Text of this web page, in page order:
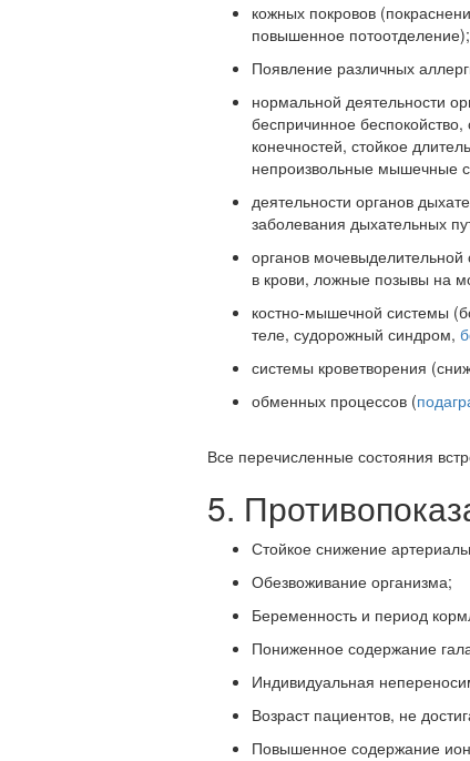
кожных покровов
повышенное потоотделение);
Появление различных
нормальной деятельности
беспричинное
конечностей, стойкое
непроизвольные мышечные
деятельности органов
заболевания дыхательных
органов
в крови, ложные позывы на
костно-мышечной системы
теле, судорожный синдром,
системы кроветворения
обменных процессов (
Все перечисленные состояния
5.
Стойкое снижение
Обезвоживание организма;
Беременность и период
Пониженное содержание
Индивидуальная
Возраст пациентов, не
Повышенное содержание